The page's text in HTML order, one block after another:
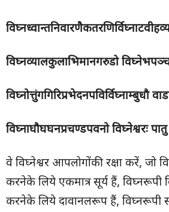
विघ्नव्यालकुलाभिमानगरुडो
विघ्नोत्तुंगगिरिप्रभेदनपविर्विघ्नाम्बुधौ
विघ्नाघौघघनप्रचण्डपवनो विघ्नेश्वरः
वे विघ्नेश्वर आपलोगोंकी रक्षा करें, जो
करनेके लिये एकमात्र सूर्य हैं,
करनेके लिये दावानलरूप हैं, विघ्नरूपी